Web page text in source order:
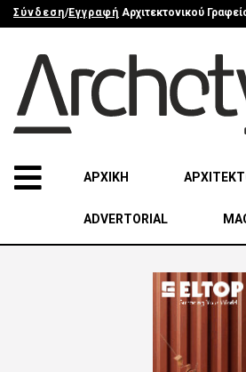
Σύνδεση/Εγγραφή Αρχιτεκτονικού
ΑΡΧΙΚΗ
ADVERTORIAL